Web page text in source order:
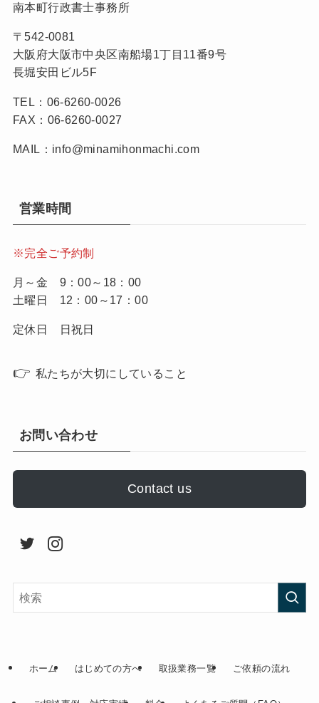
南本町行政書士事務所
〒542-0081
大阪府大阪市中央区南船場1丁目11番9号
長堀安田ビル5F
TEL：06-6260-0026
FAX：06-6260-0027
MAIL：info@minamihonmachi.com
営業時間
※完全ご予約制
月～金 9：00～18：00
土曜日 12：00～17：00
定休日 日祝日
👉 私たちが大切にしていること
お問い合わせ
Contact us
ホーム はじめての方へ 取扱業務一覧 ご依頼の流れ